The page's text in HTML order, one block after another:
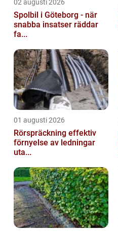
02 augusti 2026
Spolbil i Göteborg - när
snabba insatser räddar
fa...
01 augusti 2026
Rörspräckning effektiv
förnyelse av ledningar
uta...